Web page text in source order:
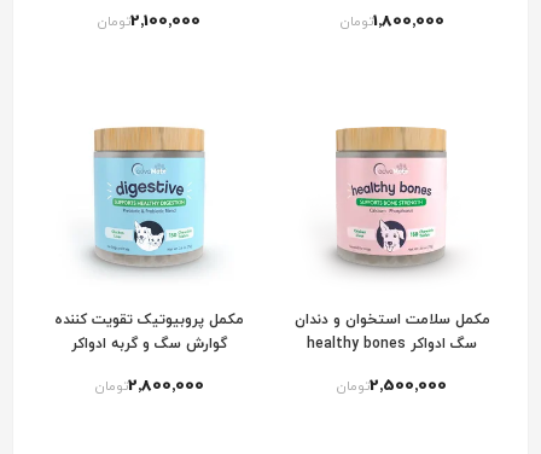
1٬800٬000تومان 2٬100٬000تومان
مکمل سلامت استخوان و دندان
سگ ادواکر healthy bones
2٬500٬000تومان
مکمل پروبیوتیک تقویت کننده
گوارش سگ و گربه ادواکر
2٬800٬000تومان